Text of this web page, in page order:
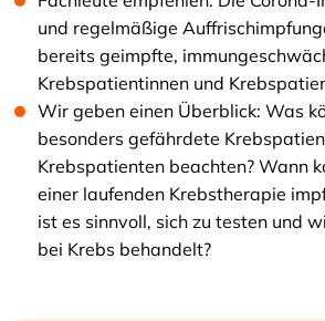
und regelmäßige
bereits geimpfte,
Krebspatientinnen und
Wir geben einen Überblick: Was
besonders gefährdete
Krebspatienten beachten? Wann
einer laufenden Krebstherapie
ist es sinnvoll, sich zu testen und
bei Krebs behandelt?